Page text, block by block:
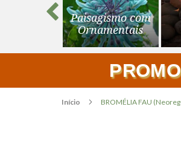
Paisagismo com
Ornamentais
Início BROMÉLIA FAU